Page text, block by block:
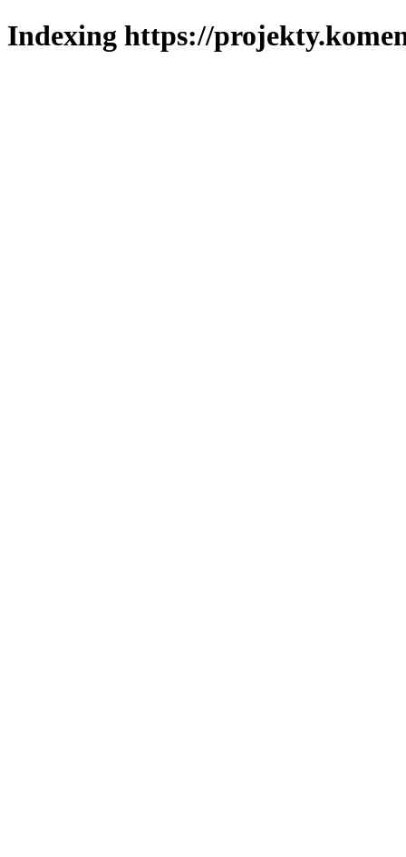
Indexing https://